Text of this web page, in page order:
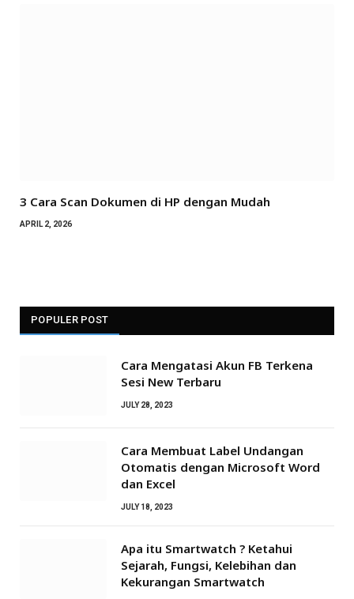
3 Cara Scan Dokumen di HP dengan Mudah
APRIL 2, 2026
POPULER POST
Cara Mengatasi Akun FB Terkena
Sesi New Terbaru
JULY 28, 2023
Cara Membuat Label Undangan
Otomatis dengan Microsoft Word
dan Excel
JULY 18, 2023
Apa itu Smartwatch ? Ketahui
Sejarah, Fungsi, Kelebihan dan
Kekurangan Smartwatch